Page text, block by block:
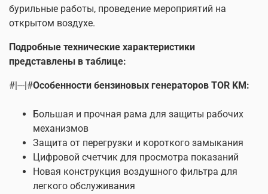
Все генераторы серии KM оснащены
воздушным охлаждением.
приобрести бензиновый генератор по бюджетной цене,
помощь в подборе.
Генераторы бензиновые синхронные 220 В отвечают
высоким требованиям для применения на
строительных и складских объектах, прошли строгий
контроль качества и отвечают высоким требованиям
безопасности и качества производства.
бурильные работы, проведение мероприятий на
открытом воздухе.
Подробные технические характеристики
представлены в таблице:
#|---|#Особенности бензиновых генераторов TOR KM:
Большая и прочная рама для защиты рабочих
механизмов
Защита от перегрузки и короткого замыкания
Цифровой счетчик для просмотра показаний
Новая конструкция воздушного фильтра для
легкого обслуживания